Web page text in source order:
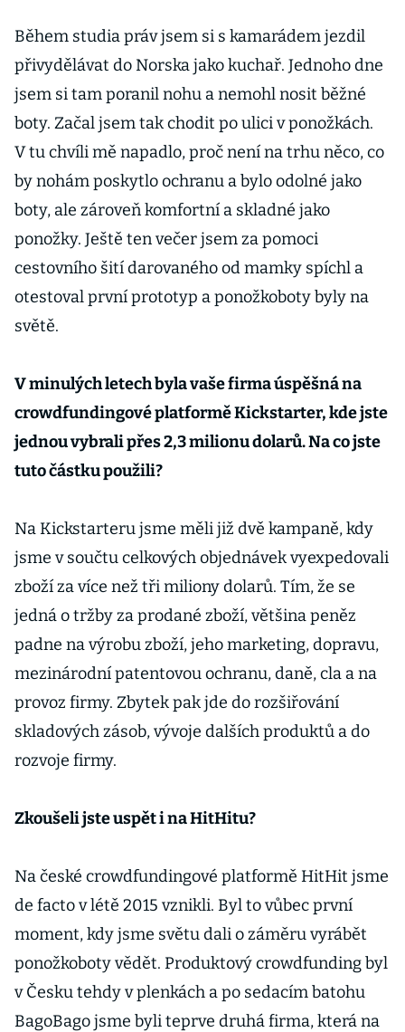
Během studia práv jsem si s kamarádem jezdil
přivydělávat do Norska jako kuchař. Jednoho dne
jsem si tam poranil nohu a nemohl nosit běžné
boty. Začal jsem tak chodit po ulici v ponožkách.
V tu chvíli mě napadlo, proč není na trhu něco, co
by nohám poskytlo ochranu a bylo odolné jako
boty, ale zároveň komfortní a skladné jako
ponožky. Ještě ten večer jsem za pomoci
cestovního šití darovaného od mamky spíchl a
otestoval první prototyp a ponožkoboty byly na
světě.
V minulých letech byla vaše firma úspěšná na
crowdfundingové platformě Kickstarter, kde jste
jednou vybrali přes 2,3 milionu dolarů. Na co jste
tuto částku použili?
Na Kickstarteru jsme měli již dvě kampaně, kdy
jsme v součtu celkových objednávek vyexpedovali
zboží za více než tři miliony dolarů. Tím, že se
jedná o tržby za prodané zboží, většina peněz
padne na výrobu zboží, jeho marketing, dopravu,
mezinárodní patentovou ochranu, daně, cla a na
provoz firmy. Zbytek pak jde do rozšiřování
skladových zásob, vývoje dalších produktů a do
rozvoje firmy.
Zkoušeli jste uspět i na HitHitu?
Na české crowdfundingové platformě HitHit jsme
de facto v létě 2015 vznikli. Byl to vůbec první
moment, kdy jsme světu dali o záměru vyrábět
ponožkoboty vědět. Produktový crowdfunding byl
v Česku tehdy v plenkách a po sedacím batohu
BagoBago jsme byli teprve druhá firma, která na